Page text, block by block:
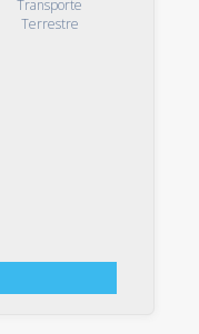
Transporte
Terrestre